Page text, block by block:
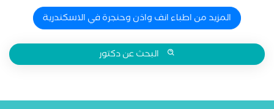
المزيد من اطباء انف واذن وحنجرة في الاسكندرية
البحث عن دكتور